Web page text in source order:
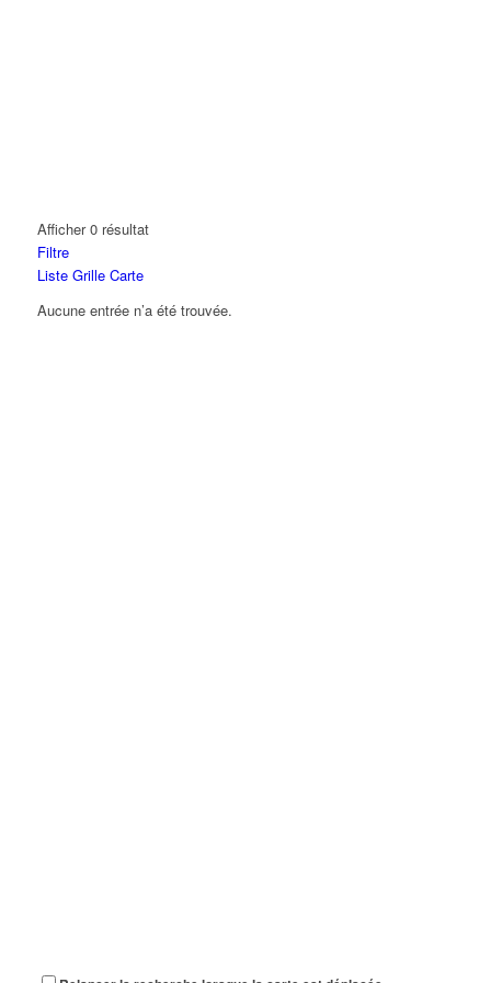
Afficher 0 résultat
Filtre
Liste Grille Carte
Aucune entrée n’a été trouvée.